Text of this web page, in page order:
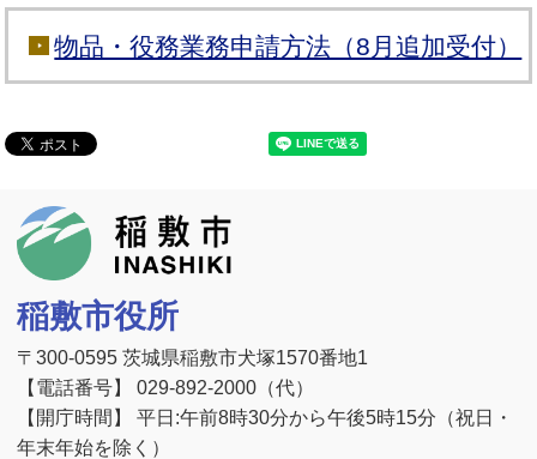
物品・役務業務申請方法（8月追加受付）
稲敷市役所
〒300-0595 茨城県稲敷市犬塚1570番地1
【電話番号】 029-892-2000（代）
【開庁時間】 平日:午前8時30分から午後5時15分（祝日・
年末年始を除く）